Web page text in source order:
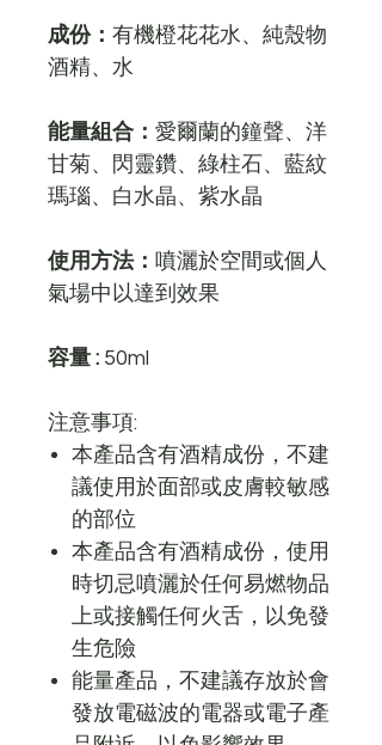
成份： 有機橙花花水、純殼物
酒精、水
能量組合： 愛爾蘭的鐘聲、洋
甘菊、閃靈鑽、綠柱石、藍紋
瑪瑙、白水晶、紫水晶
使用方法： 噴灑於空間或個人
氣場中以達到效果
容量 : 50ml
注意事項:
本產品含有酒精成份，不建
議使用於面部或皮膚較敏感
的部位
本產品含有酒精成份，使用
時切忌噴灑於任何易燃物品
上或接觸任何火舌，以免發
生危險
能量產品，不建議存放於會
發放電磁波的電器或電子產